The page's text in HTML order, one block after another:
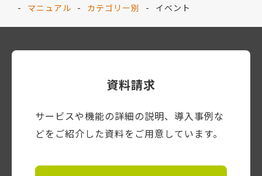
マニュアル
カテゴリー別 イベント
資料請求
サービスや機能の詳細の説明、導入事例な
どをご紹介した資料をご用意しています。